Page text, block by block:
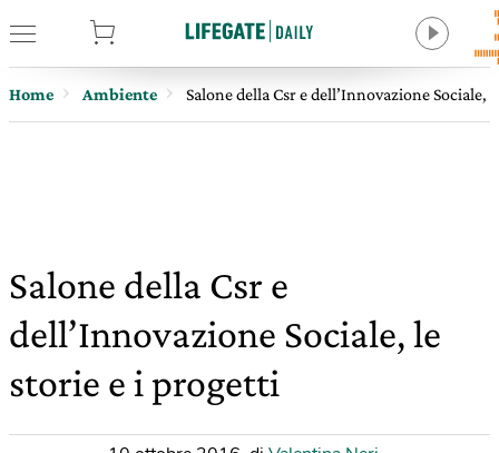
Home Ambiente Salone della Csr e dell’Innovazione Sociale,
Salone della Csr e
dell’Innovazione Sociale, le
storie e i progetti